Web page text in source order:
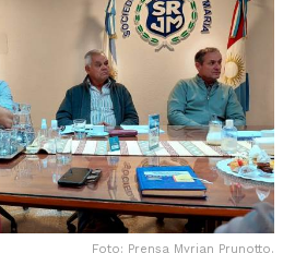
Foto: Prensa Myrian Prunotto.